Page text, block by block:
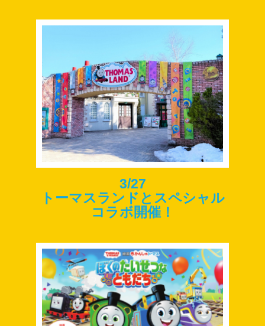
3/27
トーマスランドとスペシャル
コラボ開催！